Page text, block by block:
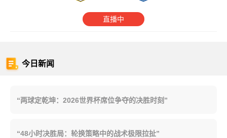
直播中
今日新闻
“两球定乾坤：2026世界杯席位争夺的决胜时刻”
“48小时决胜局：轮换策略中的战术极限拉扯”